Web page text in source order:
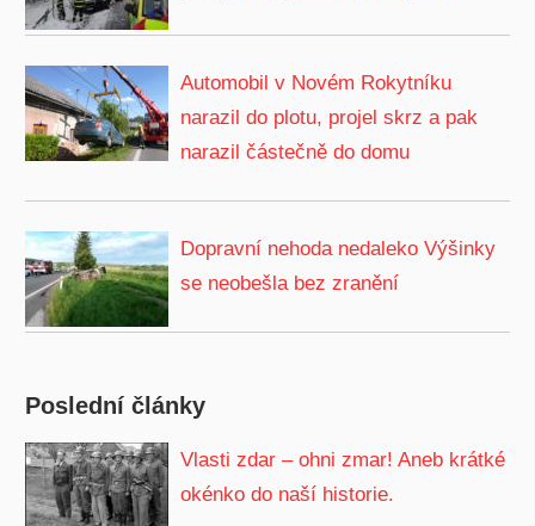
Automobil v Novém Rokytníku
narazil do plotu, projel skrz a pak
narazil částečně do domu
Dopravní nehoda nedaleko Výšinky
se neobešla bez zranění
Poslední články
Vlasti zdar – ohni zmar! Aneb krátké
okénko do naší historie.